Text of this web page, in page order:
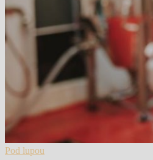
Pod lupou